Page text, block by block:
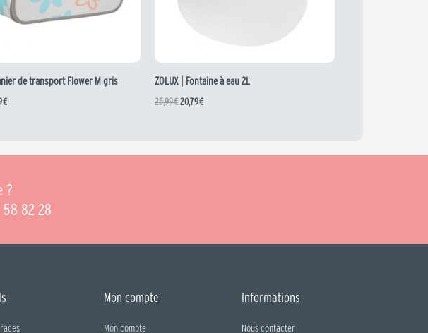
de transport Flower M gris
€
ZOLUX | Fontaine à eau 2L
25,99€ 20,79€
?
82 28
Mon compte
Mon compte
Informations
Nous contacter